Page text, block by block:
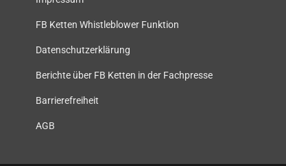
FB Ketten Whistleblower Funktion
Datenschutzerklärung
Berichte über FB Ketten in der Fachpresse
Barrierefreiheit
AGB